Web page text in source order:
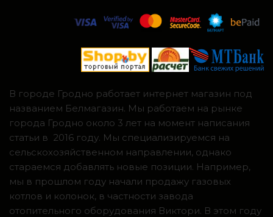
В городе Гродно работает интернет магазин под
названием Белмагазин. Мы работаем на рынке
города Гродно около 3 лет на момент написания
статьи в 2016 году. Мы специализируемся на
сельскохозяйственном направлении, однако
стараемся добавлять новые позиции. Например,
мы в прошлом году начали продажу газовых
котлов и колонок, в частности завода
отопительного оборудования Виктори. В этом году